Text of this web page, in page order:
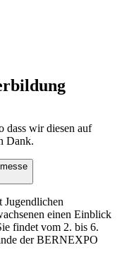
dass wir diesen auf
Dank.
einen Einblick
findet vom 2. bis 6.
der BERNEXPO